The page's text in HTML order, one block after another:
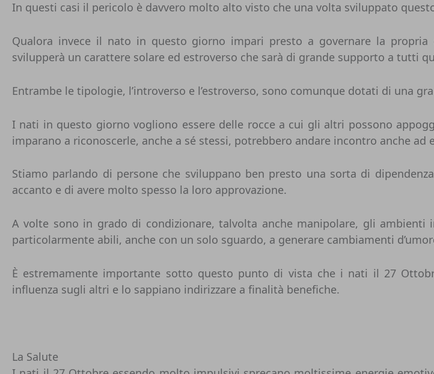
In questi casi il pericolo è davvero molto alto visto che una volta sviluppato
Qualora invece il nato in questo giorno impari presto a governare la
svilupperà un carattere solare ed estroverso che sarà di grande supporto a tutti
Entrambe le tipologie, l’introverso e l’estroverso, sono comunque dotati di una
I nati in questo giorno vogliono essere delle rocce a cui gli altri possono
imparano a riconoscerle, anche a sé stessi, potrebbero andare incontro anche ad
Stiamo parlando di persone che sviluppano ben presto una sorta di
accanto e di avere molto spesso la loro approvazione.
A volte sono in grado di condizionare, talvolta anche manipolare, gli
particolarmente abili, anche con un solo sguardo, a generare cambiamenti
È estremamente importante sotto questo punto di vista che i nati il 27
influenza sugli altri e lo sappiano indirizzare a finalità benefiche.
La Salute